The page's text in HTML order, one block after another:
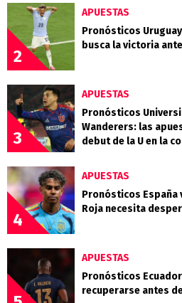
2
APUESTAS
Pronósticos
busca la victoria
3
APUESTAS
Pronósticos
Wanderers: las
debut de la U en la
4
APUESTAS
Pronósticos España
Roja necesita
APUESTAS
Pronósticos
recuperarse antes